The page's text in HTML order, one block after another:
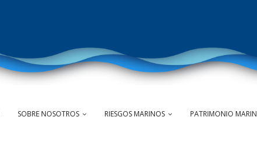
SOBRE NOSOTROS RIESGOS MARINOS PATRIMONIO